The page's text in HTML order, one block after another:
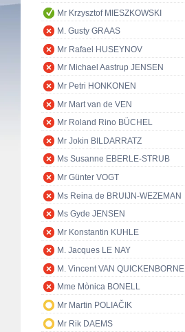
Mr Krzysztof MIESZKOWSKI
M. Gusty GRAAS
Mr Rafael HUSEYNOV
Mr Michael Aastrup JENSEN
Mr Petri HONKONEN
Mr Mart van de VEN
Mr Roland Rino BÜCHEL
Mr Jokin BILDARRATZ
Ms Susanne EBERLE-STRUB
Mr Günter VOGT
Ms Reina de BRUIJN-WEZEMAN
Ms Gyde JENSEN
Mr Konstantin KUHLE
M. Jacques LE NAY
M. Vincent VAN QUICKENBORNE
Mme Mònica BONELL
Mr Martin POLIAČIK
Mr Rik DAEMS